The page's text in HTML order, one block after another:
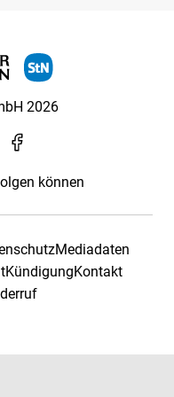
2026
können
Mediadaten
KündigungKontakt